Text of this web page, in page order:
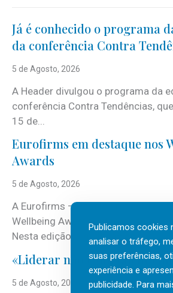
Já é conhecido o programa
da conferência Contra
5 de Agosto, 2026
A Header divulgou o programa da
conferência Contra Tendências,
15 de...
Eurofirms em destaque nos
Awards
5 de Agosto, 2026
A Eurofirms – People first está de
Wellbeing Awards, integrando o
Nesta edição, a multinacional...
«Liderar não é um talento
5 de Agosto, 2026
Publicamos cookies
analisar o tráfego,
suas preferências,
experiência e
publicidade. Para